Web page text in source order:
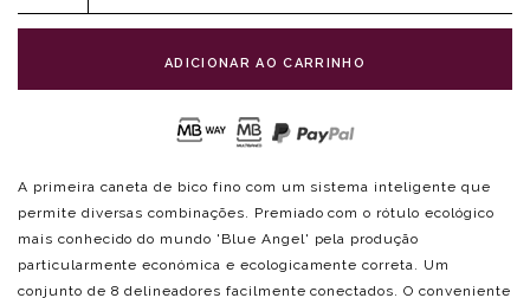
ADICIONAR AO CARRINHO
A primeira caneta de bico fino com um sistema inteligente que
permite diversas combinações. Premiado com o rótulo ecológico
mais conhecido do mundo 'Blue Angel' pela produção
particularmente económica e ecologicamente correta. Um
conjunto de 8 delineadores facilmente conectados. O conveniente